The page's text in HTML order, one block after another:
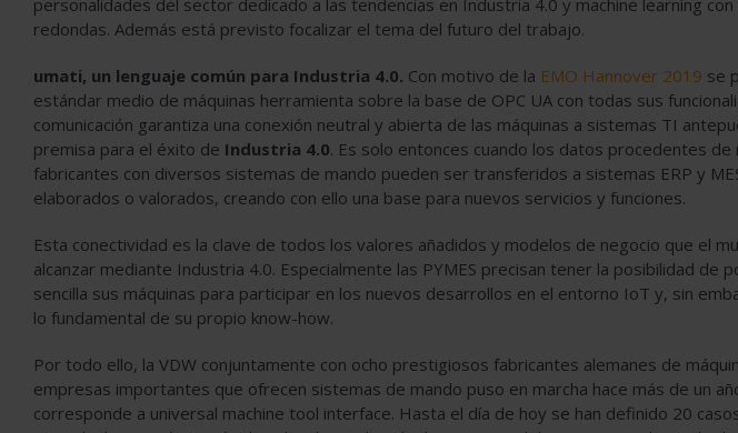
personalidades del sector dedicado a las tendencias en Industria 4.0 y machine learning
redondas. Además está previsto focalizar el tema del futuro del trabajo.
umati, un lenguaje común para Industria 4.0. Con motivo de la EMO Hannover 2019 se
estándar medio de máquinas herramienta sobre la base de OPC UA con todas sus
comunicación garantiza una conexión neutral y abierta de las máquinas a sistemas TI
premisa para el éxito de Industria 4.0. Es solo entonces cuando los datos procedentes
fabricantes con diversos sistemas de mando pueden ser transferidos a sistemas ERP y
elaborados o valorados, creando con ello una base para nuevos servicios y funciones.
Esta conectividad es la clave de todos los valores añadidos y modelos de negocio que el
alcanzar mediante Industria 4.0. Especialmente las PYMES precisan tener la posibilidad de
sencilla sus máquinas para participar en los nuevos desarrollos en el entorno IoT y, sin
lo fundamental de su propio know-how.
Por todo ello, la VDW conjuntamente con ocho prestigiosos fabricantes alemanes de
empresas importantes que ofrecen sistemas de mando puso en marcha hace más de un
corresponde a universal machine tool interface. Hasta el día de hoy se han definido 20